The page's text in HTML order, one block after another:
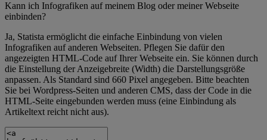
Kann ich Infografiken auf meinem Blog oder meiner Webseite
einbinden?
Ja, Statista ermöglicht die einfache Einbindung von vielen
Infografiken auf anderen Webseiten. Pflegen Sie dafür den
angezeigten HTML-Code auf Ihrer Webseite ein. Sie können durch
die Einstellung der Anzeigebreite (Width) die Darstellungsgröße
anpassen. Als Standard sind 660 Pixel angegeben. Bitte beachten
Sie bei Wordpress-Seiten und anderen CMS, dass der Code in die
HTML-Seite eingebunden werden muss (eine Einbindung als
Artikeltext reicht nicht aus).